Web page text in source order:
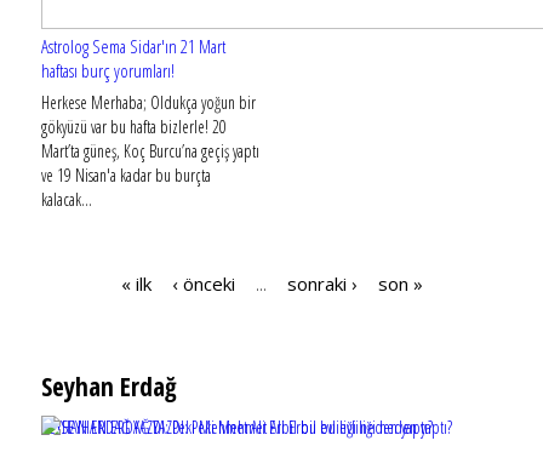
Astrolog Sema Sidar'ın 21 Mart
haftası burç yorumları!
Herkese Merhaba; Oldukça yoğun bir
gökyüzü var bu hafta bizlerle! 20
Mart’ta güneş, Koç Burcu’na geçiş yaptı
ve 19 Nisan'a kadar bu burçta
kalacak...
« ilk ‹ önceki … sonraki › son »
Seyhan Erdağ
SEYHAN ERDAĞ YAZDI: Peki Mehmet Ali Erbil bu evliliği neden yaptı?